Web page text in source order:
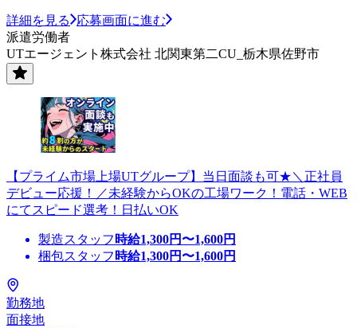
詳細を見る
応募画面に進む
派遣労働者
UTエージェント株式会社 北関東第二CU_栃木県佐野市
【プライム市場上場UTグループ】当日面談も可★＼正社員
デビュー応援！／未経験からOKの工場ワーク！電話・WEB
にてスピード選考！日払いOK
製造スタッフ 時給1,300円〜1,600円
梱包スタッフ 時給1,300円〜1,600円
勤務地
面接地